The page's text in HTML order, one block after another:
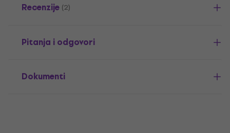
Recenzije (2)
Pitanja i odgovori
Dokumenti